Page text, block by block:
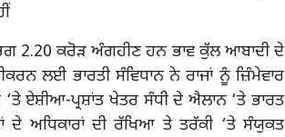
2.20 ਕਰੋੜ ਅੰਗਹੀਣ ਹਨ ਭਾਵ ਕੁੱਲ ਆਬਾਦੀ ਦੇ
ਲਈ ਭਾਰਤੀ ਸੰਵਿਧਾਨ ਨੇ ਰਾਜਾਂ ਨੂੰ ਜ਼ਿੰਮੇਵਾਰ
ਏਸ਼ੀਆ-ਪ੍ਰਸ਼ਾਂਤ ਖੇਤਰ ਸੰਧੀ ਦੇ ਐਲਾਨ ‘ਤੇ ਭਾਰਤ
ਅਧਿਕਾਰਾਂ ਦੀ ਰੱਖਿਆ ਤੇ ਤਰੱਕੀ ‘ਤੇ ਸੰਯੁਕਤ